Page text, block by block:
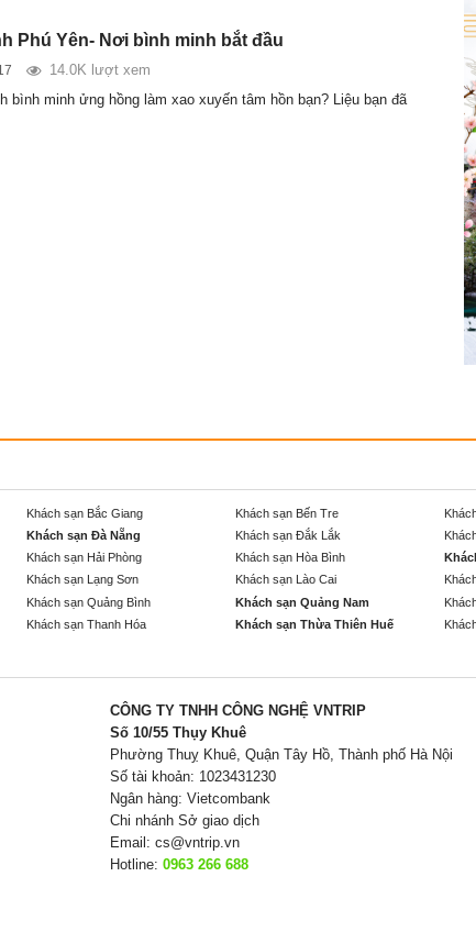
Phú Yên- Nơi bình minh bắt đầu
14.0K lượt xem
bình minh ửng hồng làm xao xuyến tâm hồn bạn? Liệu bạn đã
Khách sạn Bắc Giang Khách sạn Bến Tre
Khách sạn Đà Nẵng Khách sạn Đắk Lắk
Khách sạn Hải Phòng Khách sạn Hòa Bình
Khách sạn Lạng Sơn Khách sạn Lào Cai
Khách sạn Quảng Bình Khách sạn Quảng Nam
Khách sạn Thanh Hóa Khách sạn Thừa Thiên Huế
CÔNG TY TNHH CÔNG NGHỆ VNTRIP
Số 10/55 Thụy Khuê
Phường Thuỵ Khuê, Quận Tây Hồ, Thành phố Hà Nội
Số tài khoản: 1023431230
Ngân hàng: Vietcombank
Chi nhánh Sở giao dịch
Email: cs@vntrip.vn
Hotline: 0963 266 688